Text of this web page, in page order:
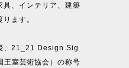
具、インテリア、建築
ます。
、21_21 Design Sig
室芸術協会）の称号